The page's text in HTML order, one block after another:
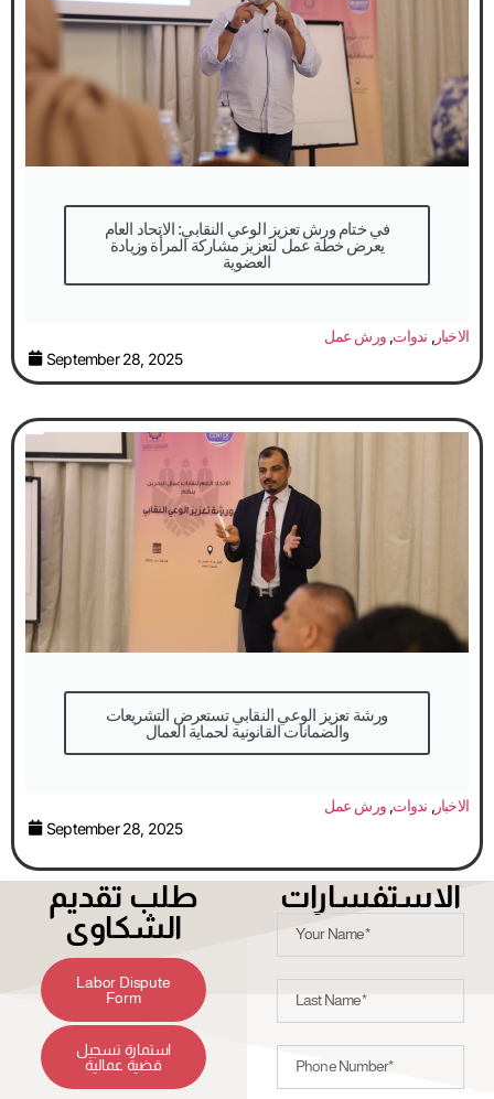
في ختام ورش تعزيز الوعي النقابي: الاتحاد العام
يعرض خطة عمل لتعزيز مشاركة المرأة وزيادة
العضوية
الاخبار, ندوات,ورش عمل
September 28, 2025
والضمانات القانونية لحماية العمال
الاخبار, ندوات,ورش عمل
September 28, 2025
طلب تقديم
الشكاوى
Labor Dispute
Form
استمارة تسجيل
قضية عمالية
الاستفسارات